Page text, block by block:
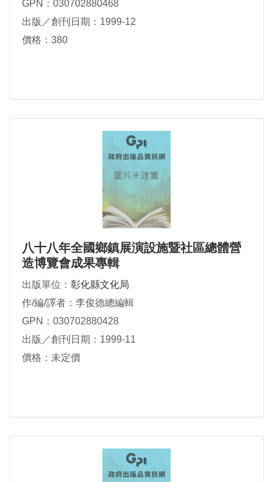
GPN：030702880468
出版／創刊日期：1999-12
價格：380
八十八年全國鄉鎮展演設施暨社區總體營
造博覽會成果專輯
出版單位： 彰化縣文化局
作/編/譯者：李俊德總編輯
GPN：030702880428
出版／創刊日期：1999-11
價格：未定價